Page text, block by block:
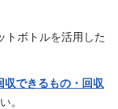
トボトルを活用した
収できるもの・回収
。